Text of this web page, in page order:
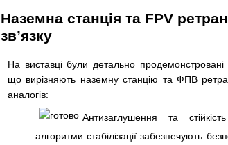
Наземна станція та FPV
зв’язку
На виставці були детально продемонстровані
що вирізняють наземну станцію та ФПВ
аналогів:
Антизаглушення та
алгоритми стабілізації забезпечують